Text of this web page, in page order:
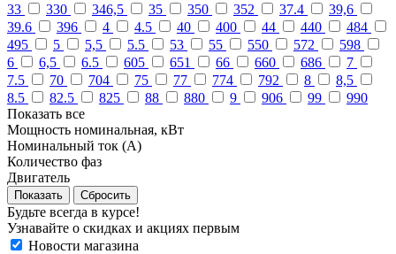
33
330 346,5 35 350 352 37.4
39,6
39.6
396 4 4.5 40 400 44 440
484
495
5 5,5 5.5 53 55 550 572
598
6
6,5 6.5 605 651 66 660 686
7
7.5
70 704 75 77 774 792 8
8,5
8.5
82.5 825 88 880 9 906 99
990
Показать все
Мощность номинальная, кВт
Номинальный ток (А)
Количество фаз
Двигатель
Сбросить
Будьте всегда в курсе!
Узнавайте о скидках и акциях первым
Новости магазина